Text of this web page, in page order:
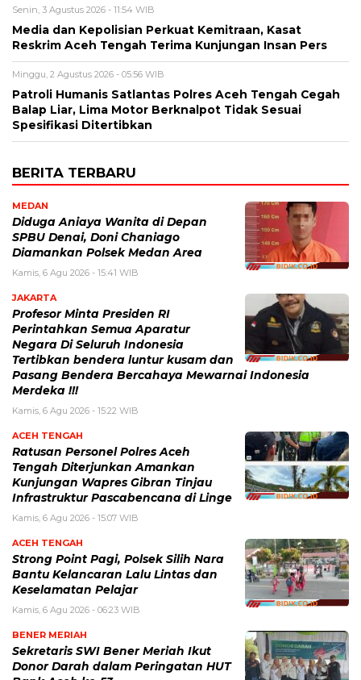
Senin, 3 Agustus 2026 - 11:54 WIB
Media dan Kepolisian Perkuat Kemitraan, Kasat
Reskrim Aceh Tengah Terima Kunjungan Insan Pers
Minggu, 2 Agustus 2026 - 05:56 WIB
Patroli Humanis Satlantas Polres Aceh Tengah Cegah
Balap Liar, Lima Motor Berknalpot Tidak Sesuai
Spesifikasi Ditertibkan
BERITA TERBARU
MEDAN
Diduga Aniaya Wanita di Depan
SPBU Denai, Doni Chaniago
Diamankan Polsek Medan Area
Kamis, 6 Agu 2026 - 15:41 WIB
JAKARTA
Profesor Minta Presiden RI
Perintahkan Semua Aparatur
Negara Di Seluruh Indonesia
Tertibkan bendera luntur kusam dan
Pasang Bendera Bercahaya Mewarnai Indonesia
Merdeka !!!
Kamis, 6 Agu 2026 - 15:22 WIB
ACEH TENGAH
Ratusan Personel Polres Aceh
Tengah Diterjunkan Amankan
Kunjungan Wapres Gibran Tinjau
Infrastruktur Pascabencana di Linge
Kamis, 6 Agu 2026 - 15:07 WIB
ACEH TENGAH
Strong Point Pagi, Polsek Silih Nara
Bantu Kelancaran Lalu Lintas dan
Keselamatan Pelajar
Kamis, 6 Agu 2026 - 06:23 WIB
BENER MERIAH
Sekretaris SWI Bener Meriah Ikut
Donor Darah dalam Peringatan HUT